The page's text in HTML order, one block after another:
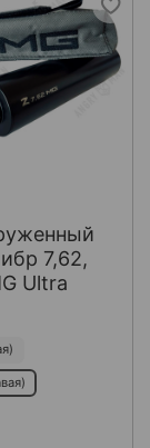
7,62,
Ultra